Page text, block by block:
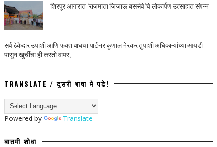
शिरपूर आगारात ‘राजमाता जिजाऊ बससेवे’चे लोकार्पण उत्साहात संपन्न
सर्व ठेकेदार उपाशी आणि फक्त वाघचा पार्टनर कुणाल नेरकर तुपाशी अधिकाऱ्यांच्या आयडी
पासुन खुर्चीचा ही करतो वापर,
TRANSLATE / दुसरी भाषा मे पढे!
Powered by Translate
बातमी शोधा